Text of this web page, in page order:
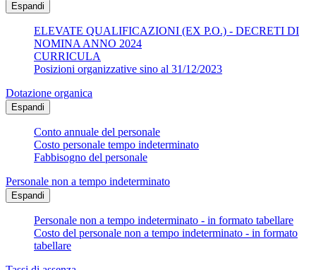
Espandi
ELEVATE QUALIFICAZIONI (EX P.O.) - DECRETI DI
NOMINA ANNO 2024
CURRICULA
Posizioni organizzative sino al 31/12/2023
Dotazione organica
Espandi
Conto annuale del personale
Costo personale tempo indeterminato
Fabbisogno del personale
Personale non a tempo indeterminato
Espandi
Personale non a tempo indeterminato - in formato tabellare
Costo del personale non a tempo indeterminato - in formato
tabellare